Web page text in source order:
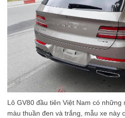
Lô GV80 đầu tiên Việt Nam có
màu thuần đen và trắng, mẫu xe này